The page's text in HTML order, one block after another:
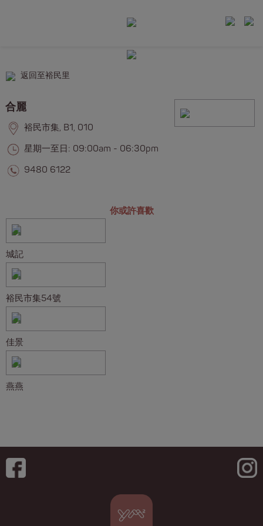
返回至裕民里
合麗
裕民市集, B1, 010
星期一至日: 09:00am - 06:30pm
9480 6122
你或許喜歡
城記
裕民市集54號
佳景
燕燕